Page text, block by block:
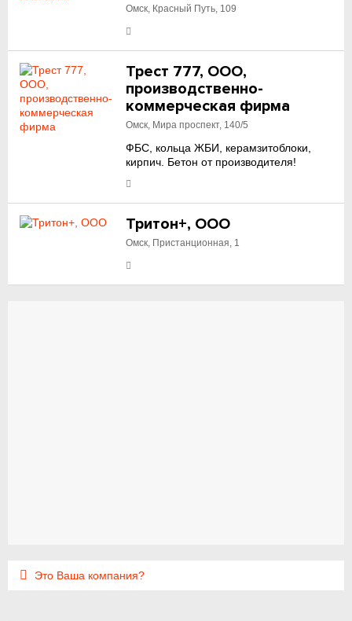
Омск, Красный Путь, 109
Трест 777, ООО,
производственно-
коммерческая фирма
Омск, Мира проспект, 140/5
ФБС, кольца ЖБИ, керамзитоблоки,
кирпич. Бетон от производителя!
Тритон+, ООО
Омск, Пристанционная, 1
Это Ваша компания?